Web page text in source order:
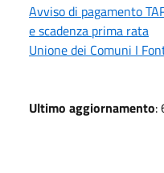
Avviso di pagamento
e scadenza prima rata
Unione dei Comuni I
Ultimo aggiornamento: